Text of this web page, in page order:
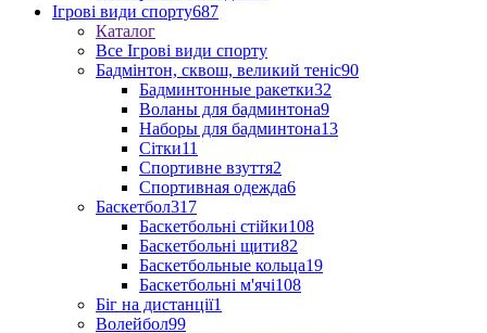
Ігрові види спорту687
Каталог
Все Ігрові види спорту
Бадмінтон, сквош, великий теніс90
Бадминтонные ракетки32
Воланы для бадминтона9
Наборы для бадминтона13
Сітки11
Спортивне взуття2
Спортивная одежда6
Баскетбол317
Баскетбольні стійки108
Баскетбольні щити82
Баскетбольные кольца19
Баскетбольні м'ячі108
Біг на дистанції1
Волейбол99